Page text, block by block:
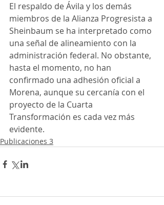
El respaldo de Ávila y los demás
miembros de la Alianza Progresista a
Sheinbaum se ha interpretado como
una señal de alineamiento con la
administración federal. No obstante,
hasta el momento, no han
confirmado una adhesión oficial a
Morena, aunque su cercanía con el
proyecto de la Cuarta
Transformación es cada vez más
evidente.
Publicaciones 3